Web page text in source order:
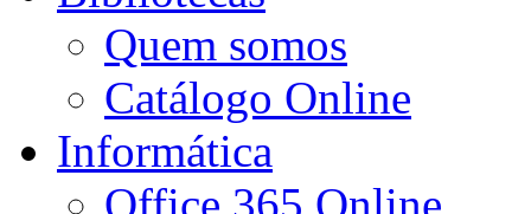
Quem somos
Catálogo Online
Informática
Office 365 Online